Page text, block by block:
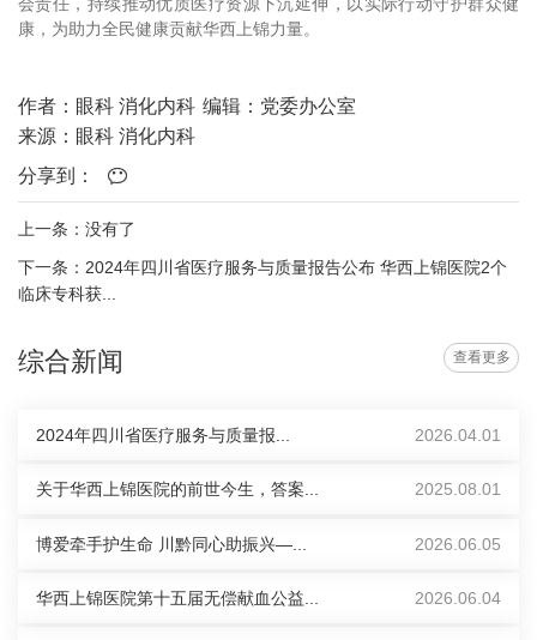
康，为助力全民健康贡献华西上锦力量。
作者：眼科 消化内科 编辑：党委办公室
来源：眼科 消化内科
分享到：
上一条：没有了
下一条：2024年四川省医疗服务与质量报告公布 华西上锦医院2个
临床专科获...
综合新闻 查看更多
2024年四川省医疗服务与质量报... 2026.04.01
关于华西上锦医院的前世今生，答案... 2025.08.01
博爱牵手护生命 川黔同心助振兴—... 2026.06.05
华西上锦医院第十五届无偿献血公益... 2026.06.04